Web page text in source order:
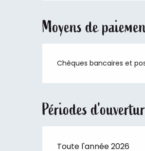
Moyens de
Chèques bancaires et
Périodes
Toute l'année 2026